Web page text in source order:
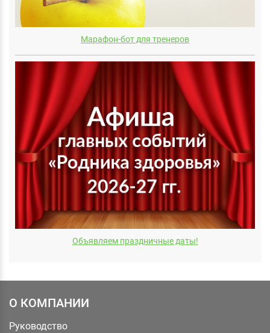
Марафон-бот для тренеров
Объявляем праздничные даты!
О КОМПАНИИ
Руководство